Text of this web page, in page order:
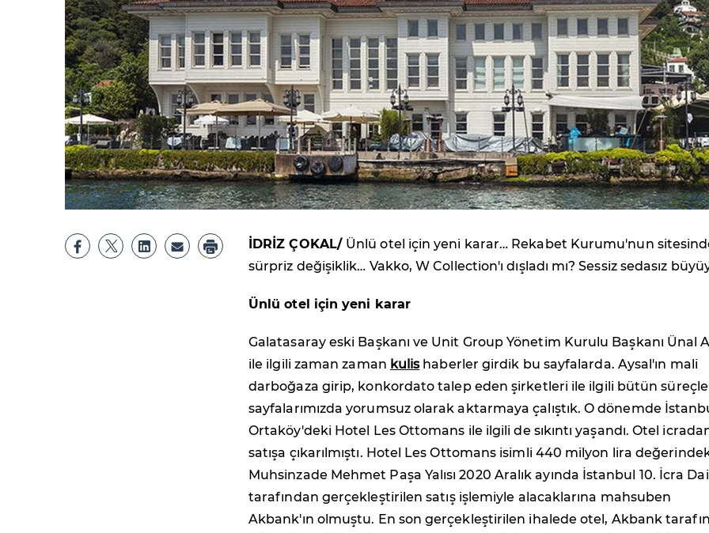
İDRİZ ÇOKAL/ Ünlü otel için yeni karar… Rekabet Kurumu'nun
sürpriz değişiklik… Vakko, W Collection'ı dışladı mı? Sessiz sedasız
Ünlü otel için yeni karar
Galatasaray eski Başkanı ve Unit Group Yönetim Kurulu Başkanı Ünal
ile ilgili zaman zaman kulishaberler girdik bu sayfalarda. Aysal'ın mali
darboğaza girip, konkordato talep eden şirketleri ile ilgili bütün
sayfalarımızda yorumsuz olarak aktarmaya çalıştık. O dönemde
Ortaköy'deki Hotel Les Ottomans ile ilgili de sıkıntı yaşandı. Otel
satışa çıkarılmıştı. Hotel Les Ottomans isimli 440 milyon lira
Muhsinzade Mehmet Paşa Yalısı 2020 Aralık ayında İstanbul 10. İcra
tarafından gerçekleştirilen satış işlemiyle alacaklarına mahsuben
Akbank'ın olmuştu. En son gerçekleştirilen ihalede otel, Akbank